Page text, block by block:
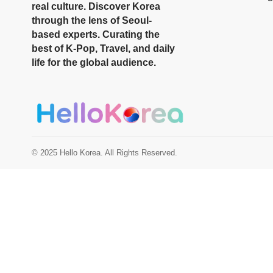
real culture. Discover Korea
through the lens of Seoul-
based experts. Curating the
best of K-Pop, Travel, and daily
life for the global audience.
© 2025 Hello Korea. All Rights Reserved.